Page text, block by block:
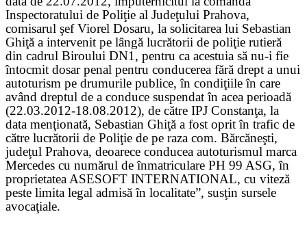
Inspectoratului de Poliţie al Judeţului Prahova,
comisarul şef Viorel Dosaru, la solicitarea lui Sebastian
Ghiţă a intervenit pe lângă lucrătorii de poliţie rutieră
din cadrul Biroului DN1, pentru ca acestuia să nu-i fie
întocmit dosar penal pentru conducerea fără drept a unui
autoturism pe drumurile publice, în condiţiile în care
având dreptul de a conduce suspendat în acea perioadă
(22.03.2012-18.08.2012), de către IPJ Constanţa, la
data menţionată, Sebastian Ghiţă a fost oprit în trafic de
către lucrătorii de Poliţie de pe raza com. Bărcăneşti,
judeţul Prahova, deoarece conducea autoturismul marca
Mercedes cu numărul de înmatriculare PH 99 ASG, în
proprietatea ASESOFT INTERNATIONAL, cu viteză
peste limita legal admisă în localitate”, susţin sursele
avocaţiale.